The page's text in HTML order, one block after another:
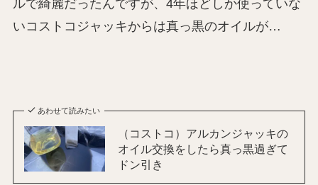
ルで綺麗だったんですが、4年ほどしか使っていな
いコストコジャッキからは真っ黒のオイルが…
あわせて読みたい
（コストコ）アルカンジャッキの
オイル交換をしたら真っ黒過ぎて
ドン引き